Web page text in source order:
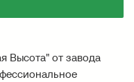
Высота" от завода